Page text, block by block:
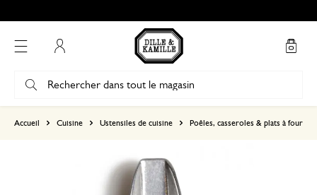
Accueil Cuisine Ustensiles de cuisine Poêles, casseroles & plats à four